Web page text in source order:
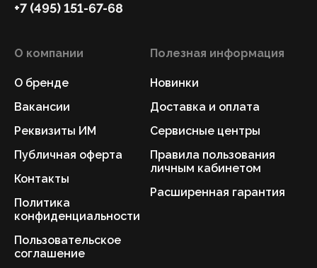
+7 (495) 151-67-68
О компании
О бренде
Вакансии
Реквизиты ИМ
Публичная оферта
Контакты
Политика
конфиденциальности
Пользовательское
соглашение
Полезная информация
Новинки
Доставка и оплата
Сервисные центры
Правила пользования
личным кабинетом
Расширенная гарантия